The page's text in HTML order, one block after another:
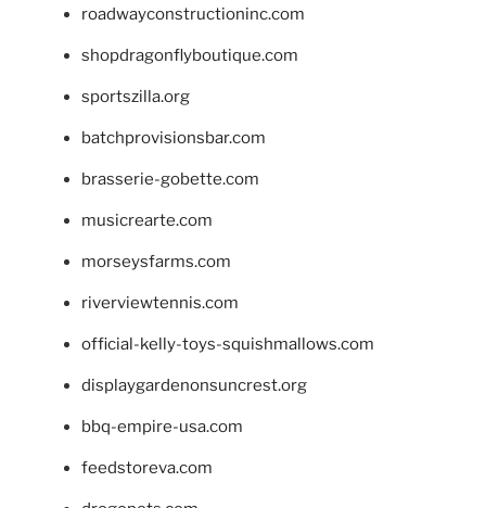
roadwayconstructioninc.com
shopdragonflyboutique.com
sportszilla.org
batchprovisionsbar.com
brasserie-gobette.com
musicrearte.com
morseysfarms.com
riverviewtennis.com
official-kelly-toys-squishmallows.com
displaygardenonsuncrest.org
bbq-empire-usa.com
feedstoreva.com